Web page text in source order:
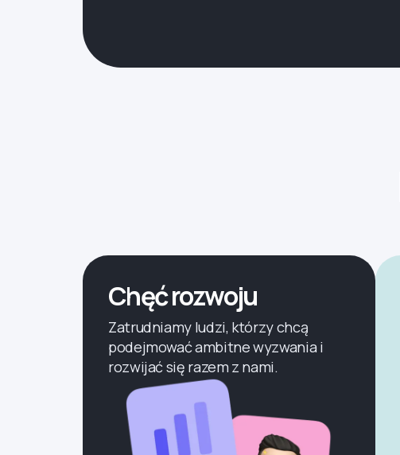
Chęć rozwoju
Zatrudniamy ludzi, którzy chcą
podejmować ambitne wyzwania i
rozwijać się razem z nami.